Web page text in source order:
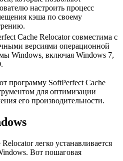
настроить процесс
кэша по своему
Cache Relocator совместима с
версиями операционной
Windows, включая Windows 7,
программу SoftPerfect Cache
для оптимизации
его производительности.
легко устанавливается
Вот пошаговая